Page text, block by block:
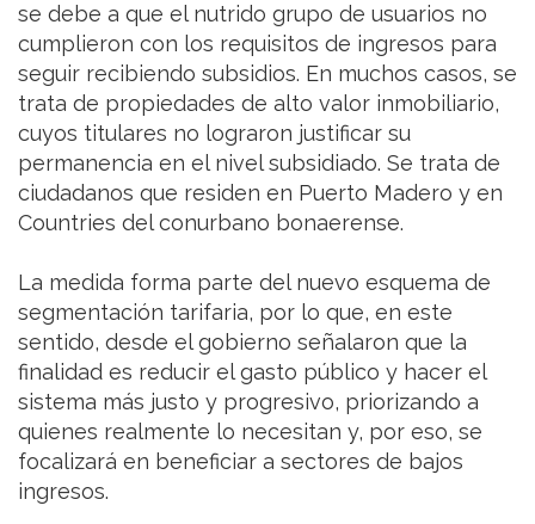
se debe a que el nutrido grupo de usuarios no
cumplieron con los requisitos de ingresos para
seguir recibiendo subsidios. En muchos casos, se
trata de propiedades de alto valor inmobiliario,
cuyos titulares no lograron justificar su
permanencia en el nivel subsidiado. Se trata de
ciudadanos que residen en Puerto Madero y en
Countries del conurbano bonaerense.
La medida forma parte del nuevo esquema de
segmentación tarifaria, por lo que, en este
sentido, desde el gobierno señalaron que la
finalidad es reducir el gasto público y hacer el
sistema más justo y progresivo, priorizando a
quienes realmente lo necesitan y, por eso, se
focalizará en beneficiar a sectores de bajos
ingresos.